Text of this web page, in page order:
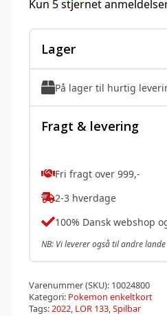
Kun 5 stjernet
Lager
På lager til hurtig
Fragt & levering
Fri fragt over 999,-
2-3 hverdage
100% Dansk webshop
NB: Vi leverer også til andre
Varenummer (SKU): 10024800
Kategori: Pokemon enkeltkort
Tags:2022, LOR 133,Spilbar